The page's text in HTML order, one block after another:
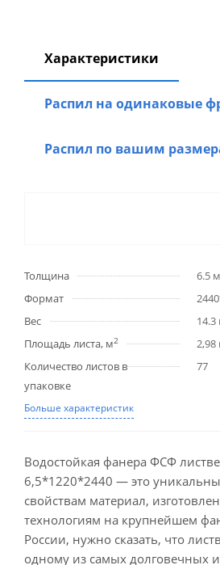
Характеристики
Распил на одинаковые
Распил по вашим
Толщина
6.5
Формат
Вес
14.3
Площадь листа, м2
2,98
Количество листов в
упаковке
77
Больше характеристик
Водостойкая фанера ФСФ
6,5*1220*2440 — это
свойствам материал,
технологиям на крупнейшем
России, нужно сказать, что
одному из самых долговечных